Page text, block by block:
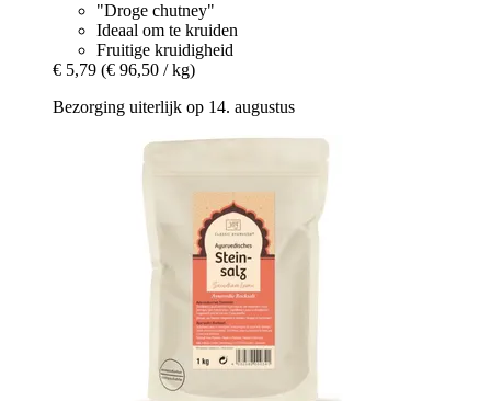
"Droge chutney"
Ideaal om te kruiden
Fruitige kruidigheid
€ 5,79 (€ 96,50 / kg)
Bezorging uiterlijk op 14. augustus